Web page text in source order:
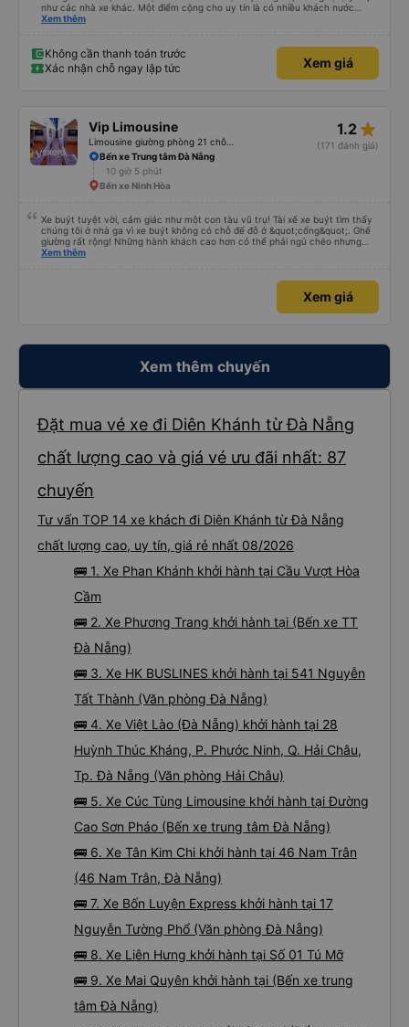
như các nhà xe khác. Một điểm cộng cho uy tín là có nhiều khách nước
Xem thêm
Không cần thanh toán trước
Xác nhận chỗ ngay lập tức
Xem giá
Vip Limousine 1.2 star_rate
(171 đánh giá)
Bến xe Trung tâm Đà Nẵng
10 giờ 5 phút
Bến xe Ninh Hòa
Xe buýt tuyệt vời, cảm giác như một con tàu vũ trụ! Tài xế xe buýt tìm thấy
chúng tôi ở nhà ga vì xe buýt không có chỗ để đỗ ở &quot;cổng&quot;. Ghế
giường rất rộng! Những hành khách cao hơn có thể phải ngủ chéo nhưng
vẫn có đủ chỗ để gập đầu gối. Trải nghiệm tuyệt vời!
Xem thêm
Xem giá
Xem thêm chuyến
Đặt mua vé xe đi Diên Khánh từ Đà Nẵng
chất lượng cao và giá vé ưu đãi nhất: 87
chuyến
Tư vấn TOP 14 xe khách đi Diên Khánh từ Đà Nẵng
chất lượng cao, uy tín, giá rẻ nhất 08/2026
🚌 1. Xe Phan Khánh khởi hành tại Cầu Vượt Hòa
Cầm
🚌 2. Xe Phương Trang khởi hành tại (Bến xe TT
Đà Nẵng)
🚌 3. Xe HK BUSLINES khởi hành tại 541 Nguyễn
Tất Thành (Văn phòng Đà Nẵng)
🚌 4. Xe Việt Lào (Đà Nẵng) khởi hành tại 28
Huỳnh Thúc Kháng, P. Phước Ninh, Q. Hải Châu,
Tp. Đà Nẵng (Văn phòng Hải Châu)
🚌 5. Xe Cúc Tùng Limousine khởi hành tại Đường
Cao Sơn Pháo (Bến xe trung tâm Đà Nẵng)
🚌 6. Xe Tân Kim Chi khởi hành tại 46 Nam Trân
(46 Nam Trân, Đà Nẵng)
🚌 7. Xe Bốn Luyện Express khởi hành tại 17
Nguyễn Tường Phổ (Văn phòng Đà Nẵng)
🚌 8. Xe Liên Hưng khởi hành tại Số 01 Tú Mỡ
🚌 9. Xe Mai Quyên khởi hành tại (Bến xe trung
tâm Đà Nẵng)